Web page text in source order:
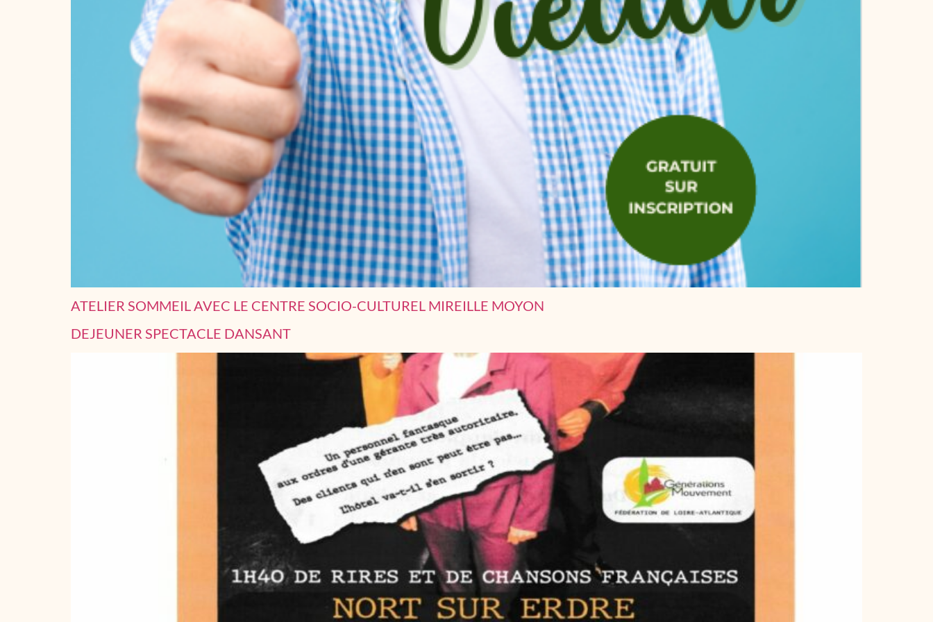
ATELIER SOMMEIL AVEC LE CENTRE SOCIO-CULTUREL MIREILLE MOYON
DEJEUNER SPECTACLE DANSANT